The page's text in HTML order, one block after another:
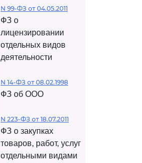
N 99-ФЗ от 04.05.2011
ФЗ о
лицензировании
отдельных видов
деятельности
N 14-ФЗ от 08.02.1998
ФЗ об ООО
N 223-ФЗ от 18.07.2011
ФЗ о закупках
товаров, работ, услуг
отдельными видами